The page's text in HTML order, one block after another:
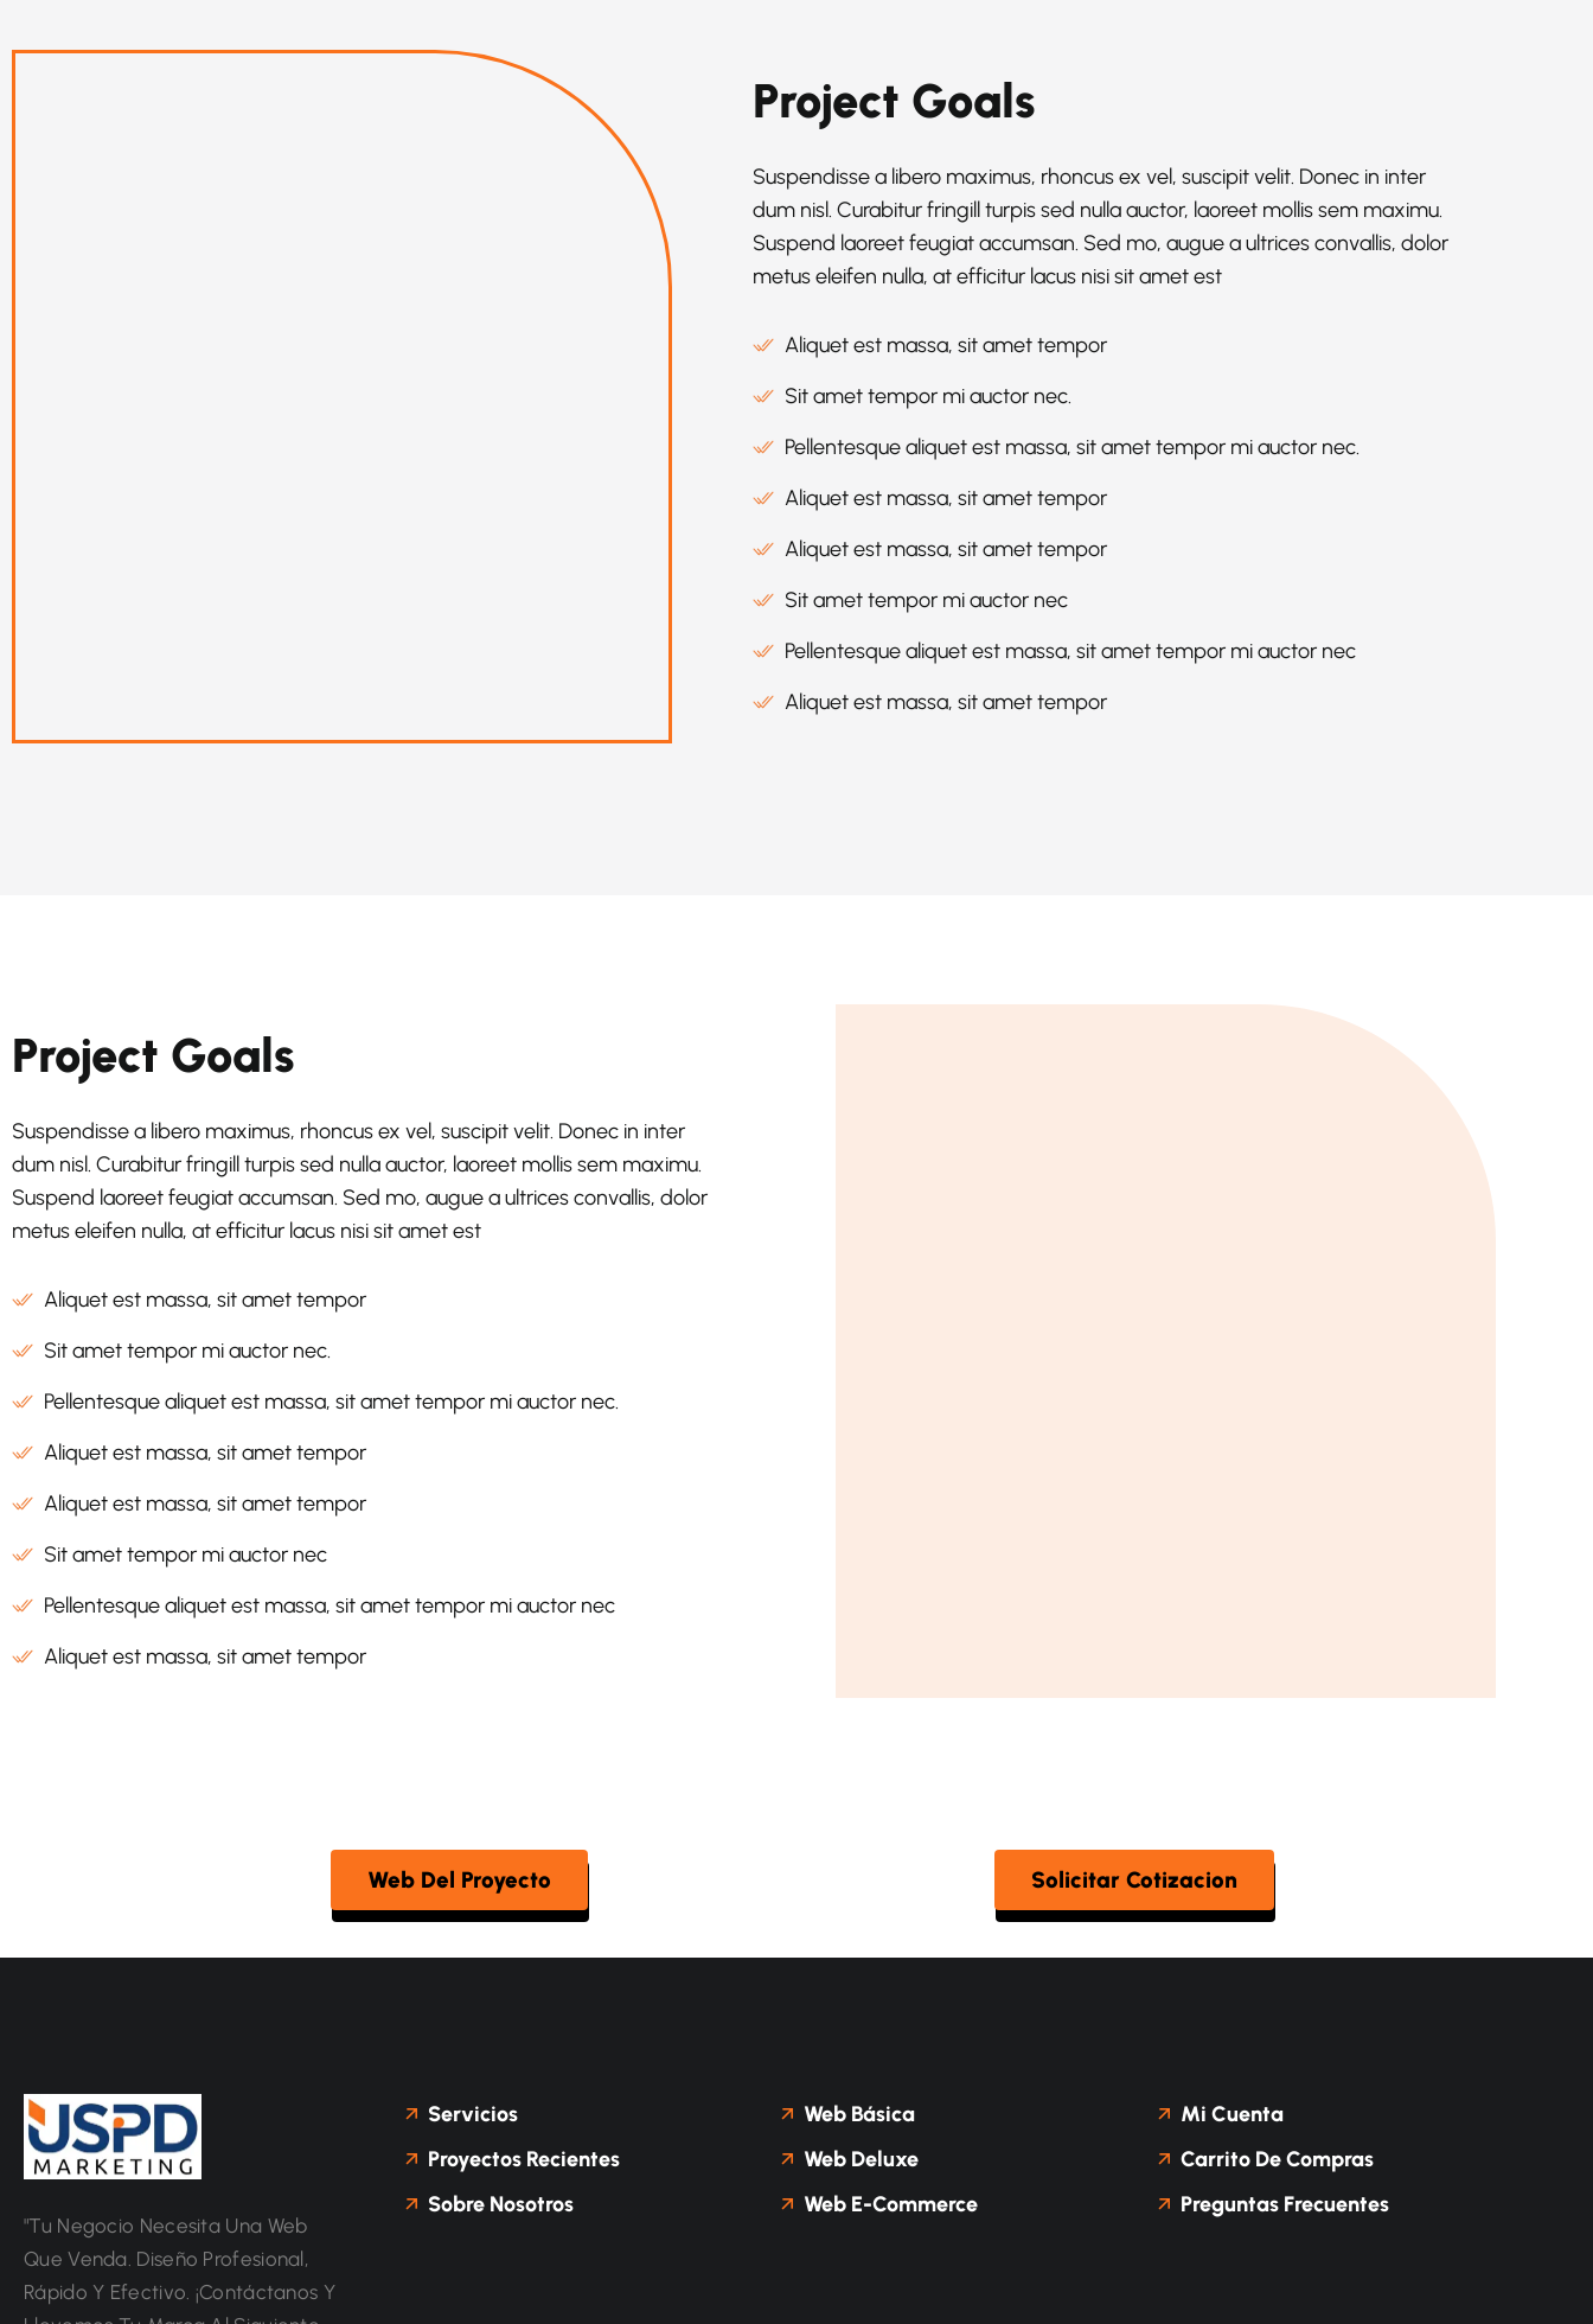
Project Goals
Suspendisse a libero maximus, rhoncus ex vel, suscipit velit. Donec in inter
dum nisl. Curabitur fringill turpis sed nulla auctor, laoreet mollis sem maximu.
Suspend laoreet feugiat accumsan. Sed mo, augue a ultrices convallis, dolor
metus eleifen nulla, at efficitur lacus nisi sit amet est
Aliquet est massa, sit amet tempor
Sit amet tempor mi auctor nec.
Pellentesque aliquet est massa, sit amet tempor mi auctor nec.
Aliquet est massa, sit amet tempor
Aliquet est massa, sit amet tempor
Sit amet tempor mi auctor nec
Pellentesque aliquet est massa, sit amet tempor mi auctor nec
Aliquet est massa, sit amet tempor
Project Goals
Suspendisse a libero maximus, rhoncus ex vel, suscipit velit. Donec in inter
dum nisl. Curabitur fringill turpis sed nulla auctor, laoreet mollis sem maximu.
Suspend laoreet feugiat accumsan. Sed mo, augue a ultrices convallis, dolor
metus eleifen nulla, at efficitur lacus nisi sit amet est
Aliquet est massa, sit amet tempor
Sit amet tempor mi auctor nec.
Pellentesque aliquet est massa, sit amet tempor mi auctor nec.
Aliquet est massa, sit amet tempor
Aliquet est massa, sit amet tempor
Sit amet tempor mi auctor nec
Pellentesque aliquet est massa, sit amet tempor mi auctor nec
Aliquet est massa, sit amet tempor
Web Del Proyecto Solicitar Cotizacion
"Tu Negocio Necesita Una Web
Que Venda. Diseño Profesional,
Rápido Y Efectivo. ¡Contáctanos Y
Servicios
Proyectos Recientes
Sobre Nosotros
Web Básica
Web Deluxe
Web E-Commerce
Mi Cuenta
Carrito De Compras
Preguntas Frecuentes